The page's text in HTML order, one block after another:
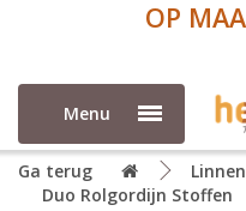
OP
Menu
Ga terug
Duo Rolgordijn Stoffen